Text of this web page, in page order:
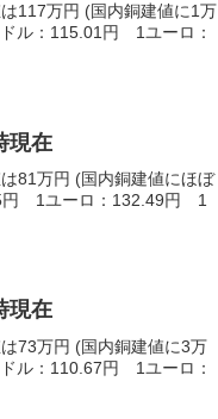
117万円 (国内銅建値に1万
ル：115.01円 1ユーロ：
現在
81万円 (国内銅建値にほぼ
円 1ユーロ：132.49円 1
現在
73万円 (国内銅建値に3万
ル：110.67円 1ユーロ：